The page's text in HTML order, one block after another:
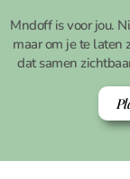
Mndoff is voor jou.
maar om je te laten
dat samen